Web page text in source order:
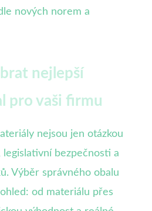
nových norem a
nejlepší
pro vaši firmu
nejsou jen otázkou
bezpečnosti a
Výběr správného obalu
od materiálu přes